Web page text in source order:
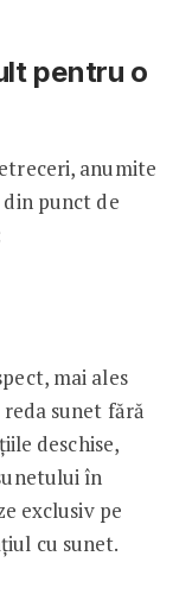
pentru o
anumite
punct de
mai ales
sunet fără
deschise,
în
exclusiv pe
cu sunet.